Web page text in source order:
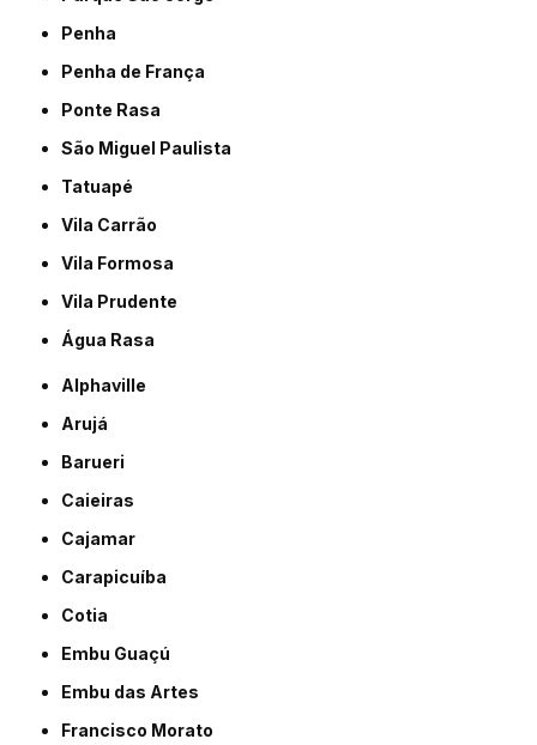
Penha
Penha de França
Ponte Rasa
São Miguel Paulista
Tatuapé
Vila Carrão
Vila Formosa
Vila Prudente
Água Rasa
Alphaville
Arujá
Barueri
Caieiras
Cajamar
Carapicuíba
Cotia
Embu Guaçú
Embu das Artes
Francisco Morato